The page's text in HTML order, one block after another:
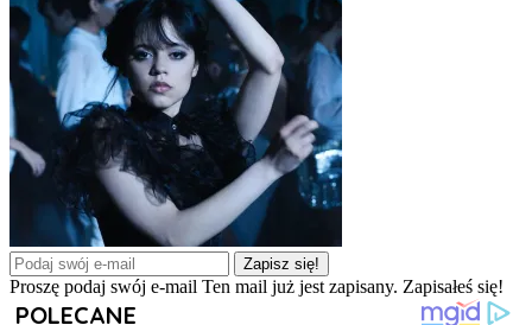
Zapisz się!
Proszę podaj swój e-mail Ten mail już jest zapisany. Zapisałeś się!